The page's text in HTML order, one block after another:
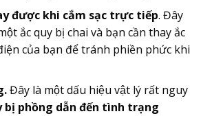
được khi cắm sạc trực tiếp. Đây
ắc quy bị chai và bạn cần thay ắc
của bạn để tránh phiền phức khi
Đây là một dấu hiệu vật lý rất nguy
bị phồng dẫn đến tình trạng